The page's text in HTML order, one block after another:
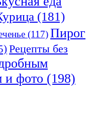
(181)
(117)Пирог
Рецепты без
и фото (198)